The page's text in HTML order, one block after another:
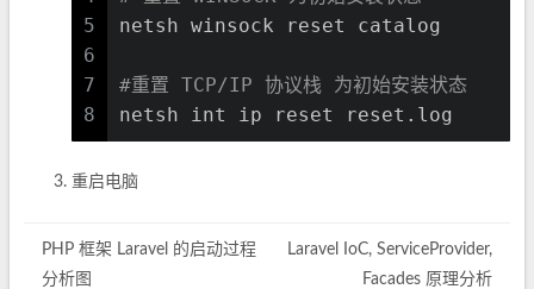
5
6
7
8
netsh winsock reset catalog
#重置 TCP/IP 协议栈 为初始安装状态
netsh int ip reset reset.log
重启电脑
PHP 框架 Laravel 的启动过程
分析图
Laravel IoC, ServiceProvider,
Facades 原理分析